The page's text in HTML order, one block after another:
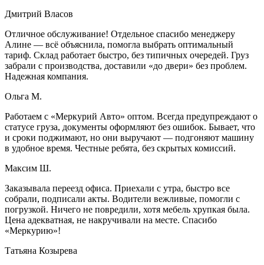
Дмитрий Власов
Отличное обслуживание! Отдельное спасибо менеджеру
Алине — всё объяснила, помогла выбрать оптимальный
тариф. Склад работает быстро, без типичных очередей. Груз
забрали с производства, доставили «до двери» без проблем.
Надежная компания.
Ольга М.
Работаем с «Меркурий Авто» оптом. Всегда предупреждают о
статусе груза, документы оформляют без ошибок. Бывает, что
и сроки поджимают, но они выручают — подгоняют машину
в удобное время. Честные ребята, без скрытых комиссий.
Максим Ш.
Заказывала переезд офиса. Приехали с утра, быстро все
собрали, подписали акты. Водители вежливые, помогли с
погрузкой. Ничего не повредили, хотя мебель хрупкая была.
Цена адекватная, не накручивали на месте. Спасибо
«Меркурию»!
Татьяна Козырева